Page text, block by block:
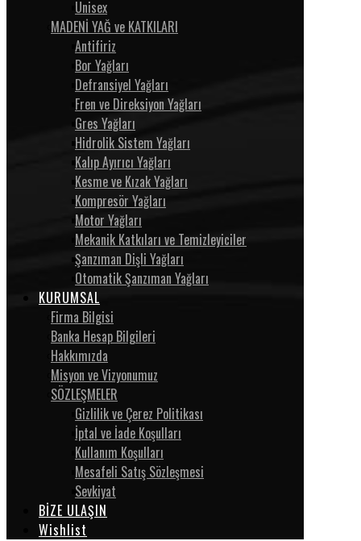
Unisex
MADENİ YAĞ ve KATKILARI
Antifiriz
Bor Yağları
Defransiyel Yağları
Fren ve Direksiyon Yağları
Gres Yağları
Hidrolik Sistem Yağları
Kalıp Ayırıcı Yağları
Kesme ve Kızak Yağları
Kompresör Yağları
Motor Yağları
Mekanik Katkıları ve Temizleyiciler
Şanzıman Dişli Yağları
Otomatik Şanzıman Yağları
KURUMSAL
Firma Bilgisi
Banka Hesap Bilgileri
Hakkımızda
Misyon ve Vizyonumuz
SÖZLEŞMELER
Gizlilik ve Çerez Politikası
İptal ve İade Koşulları
Kullanım Koşulları
Mesafeli Satış Sözleşmesi
Sevkiyat
BİZE ULAŞIN
Wishlist